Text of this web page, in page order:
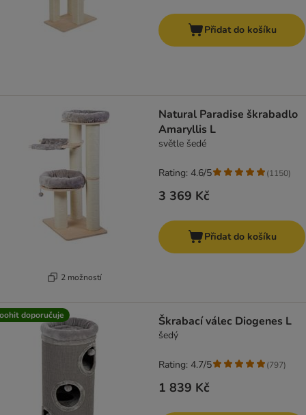
Přidat do košíku
2 možností
Natural Paradise škrabadlo
Amaryllis L
světle šedé
3 369 Kč
Rating: 4.6/5 (1150)
Přidat do košíku
doporučuje Škrabací válec Diogenes L
šedý
1 839 Kč
Rating: 4.7/5 (797)